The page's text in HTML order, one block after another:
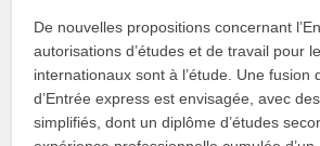
De nouvelles propositions concernant
autorisations d’études et de travail pour
internationaux sont à l’étude. Une fusion
d’Entrée express est envisagée, avec
simplifiés, dont un diplôme d’études